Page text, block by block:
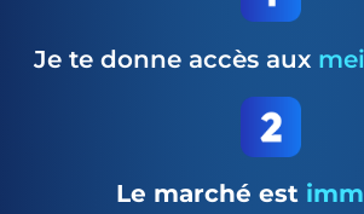
Je te donne accès aux
Le marché est